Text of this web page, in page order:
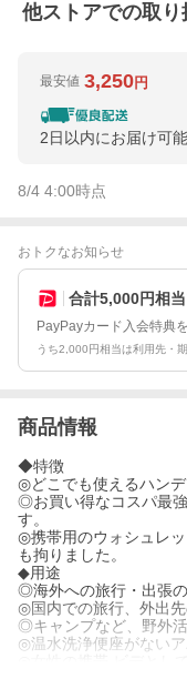
他ストアでの取り
最安値 3,250円
2日以内にお届け可
8/4 4:00時点
おトクなお知らせ
合計5,000円相
PayPayカード入会特典
うち2,000円相当は利用先・
商品情報
◆特徴
◎どこでも使えるハンデ
◎お買い得なコスパ最
す。
◎携帯用のウォシュレ
も拘りました。
◆用途
◎海外への旅行・出張の
◎国内での旅行、外出先
◎キャンプなど、野外
◎温水洗浄便座がないア